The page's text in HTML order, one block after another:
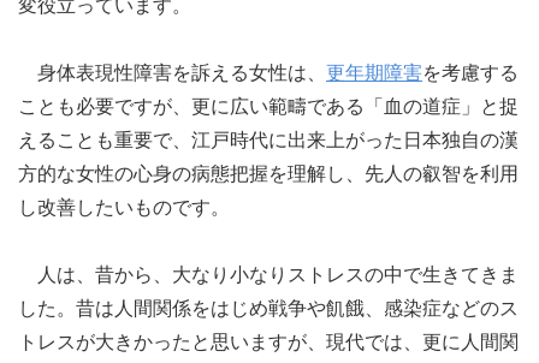
変役立っています。
身体表現性障害を訴える女性は、 更年期障害を考慮する
ことも必要ですが、更に広い範疇である「血の道症」と捉
えることも重要で、江戸時代に出来上がった日本独自の漢
方的な女性の心身の病態把握を理解し、先人の叡智を利用
し改善したいものです。
人は、昔から、大なり小なりストレスの中で生きてきま
した。昔は人間関係をはじめ戦争や飢餓、感染症などのス
トレスが大きかったと思いますが、現代では、更に人間関